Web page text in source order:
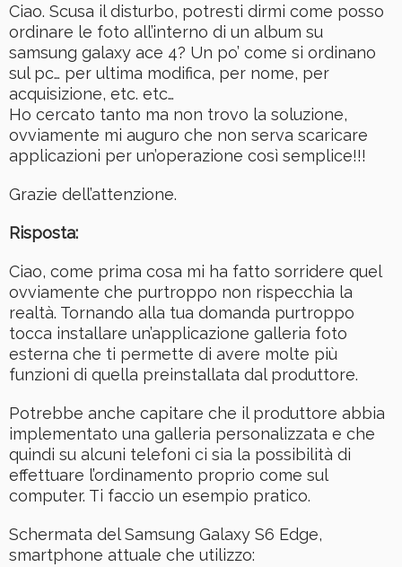
Ciao. Scusa il disturbo, potresti dirmi come posso
ordinare le foto all’interno di un album su
samsung galaxy ace 4? Un po’ come si ordinano
sul pc… per ultima modifica, per nome, per
acquisizione, etc. etc…
Ho cercato tanto ma non trovo la soluzione,
ovviamente mi auguro che non serva scaricare
applicazioni per un’operazione così semplice!!!
Grazie dell’attenzione.
Risposta:
Ciao, come prima cosa mi ha fatto sorridere quel
ovviamente che purtroppo non rispecchia la
realtà. Tornando alla tua domanda purtroppo
tocca installare un’applicazione galleria foto
esterna che ti permette di avere molte più
funzioni di quella preinstallata dal produttore.
Potrebbe anche capitare che il produttore abbia
implementato una galleria personalizzata e che
quindi su alcuni telefoni ci sia la possibilità di
effettuare l’ordinamento proprio come sul
computer. Ti faccio un esempio pratico.
Schermata del Samsung Galaxy S6 Edge,
smartphone attuale che utilizzo: